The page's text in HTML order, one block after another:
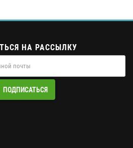
НА РАССЫЛКУ
ПОДПИСАТЬСЯ